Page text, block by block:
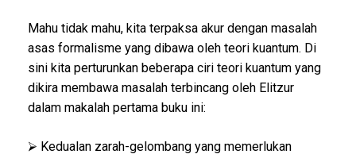
Mahu tidak mahu, kita terpaksa akur dengan masalah
asas formalisme yang dibawa oleh teori kuantum. Di
sini kita perturunkan beberapa ciri teori kuantum yang
dikira membawa masalah terbincang oleh Elitzur
dalam makalah pertama buku ini:
⮚ Kedualan zarah-gelombang yang memerlukan